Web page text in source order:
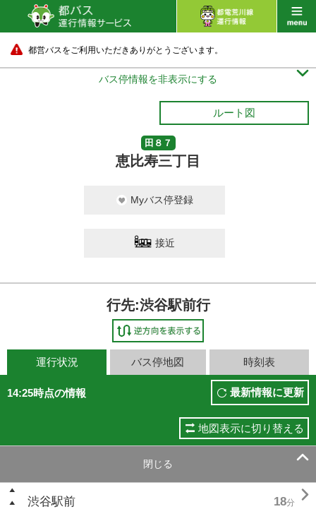
都営バスをご利用いただきありがとうございます。
バス停情報を非表示にする 
ルート図
田８７
恵比寿三丁目
Myバス停登録
接近
行先:渋谷駅前行
運行状況 バス停地図 時刻表
14:25時点の情報 最新情報に更新
地図表示に切り替える
閉じる 
渋谷駅前 18分 